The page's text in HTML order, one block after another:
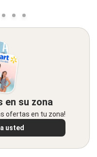
en su zona
ofertas en tu zona!
usted